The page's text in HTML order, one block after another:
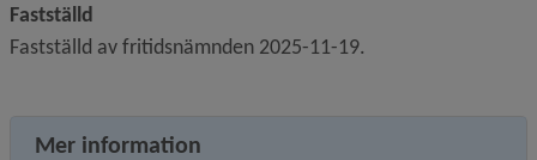
Fastställd
Fastställd av fritidsnämnden 2025-11-19.
Mer information